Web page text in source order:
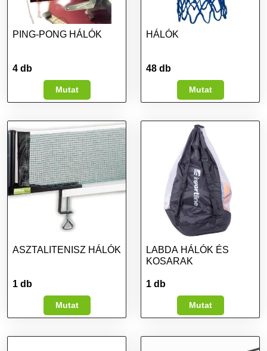
PING-PONG HÁLÓK
4 db
Mutat
HÁLÓK
48 db
Mutat
ASZTALITENISZ HÁLÓK
1 db
Mutat
LABDA HÁLÓK ÉS
KOSARAK
1 db
Mutat